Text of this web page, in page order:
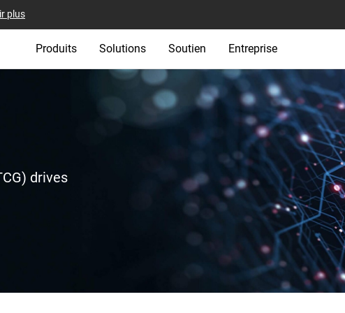
plus
Produits Solutions Soutien Entreprise
drives